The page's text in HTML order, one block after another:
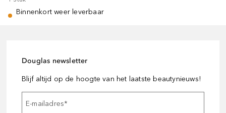
Binnenkort weer leverbaar
Douglas newsletter
Blijf altijd op de hoogte van het laatste beautynieuws!
E-mailadres*